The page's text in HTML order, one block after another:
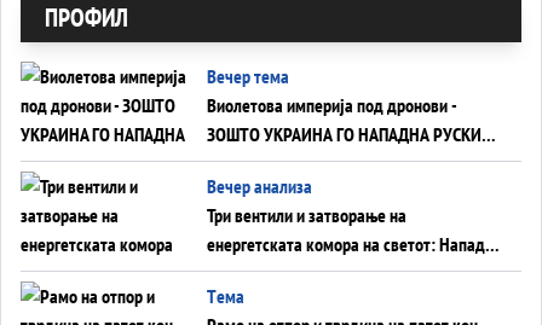
ПРОФИЛ
Вечер тема
Виолетова империја под дронови -
ЗОШТО УКРАИНА ГО НАПАДНА РУСКИОТ
WILDBERRIES
Вечер анализа
Три вентили и затворање на
енергетската комора на светот: Нападот
во Суец најавува глобален енергетски
инфаркт?
Tема